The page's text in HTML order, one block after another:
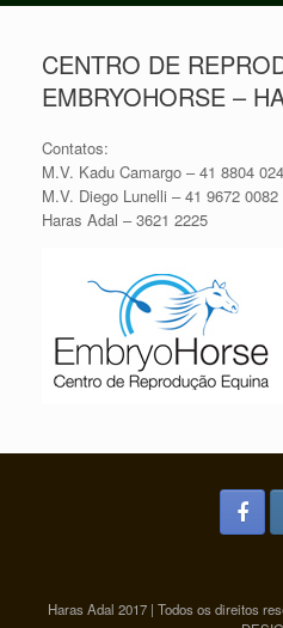
CENTRO DE
EMBRYOHORSE –
Contatos:
M.V. Kadu Camargo – 41 8804
M.V. Diego Lunelli – 41 9672 0082
Haras Adal – 3621 2225
Haras Adal 2017 | Todos os direitos